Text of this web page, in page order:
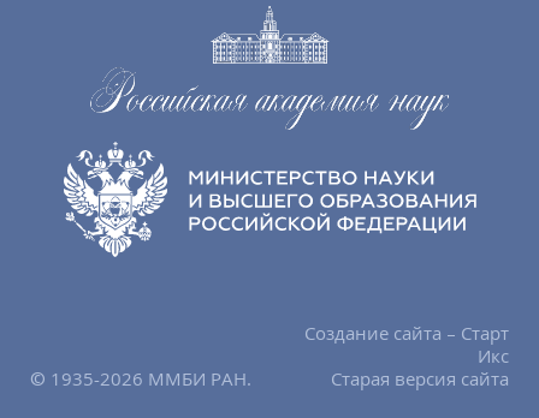
© 1935-2026 ММБИ РАН.
Создание сайта – Старт
Икс
Старая версия сайта